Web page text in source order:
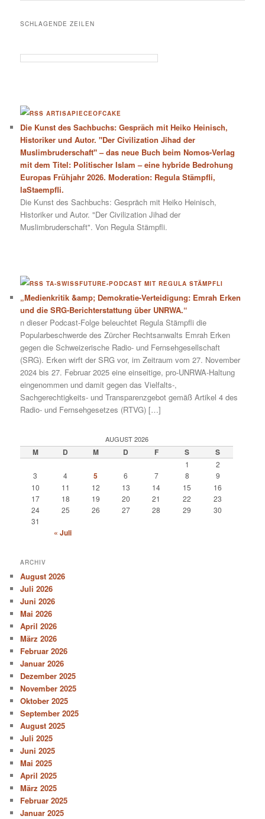
SCHLAGENDE ZEILEN
ARTISAPIECEOFCAKE
Die Kunst des Sachbuchs: Gespräch mit Heiko Heinisch,
Historiker und Autor. "Der Civilization Jihad der
Muslimbruderschaft" – das neue Buch beim Nomos-Verlag
mit dem Titel: Politischer Islam – eine hybride Bedrohung
Europas Frühjahr 2026. Moderation: Regula Stämpfli,
laStaempfli.
Die Kunst des Sachbuchs: Gespräch mit Heiko Heinisch,
Historiker und Autor. "Der Civilization Jihad der
Muslimbruderschaft". Von Regula Stämpfli.
TA-SWISSFUTURE-PODCAST MIT REGULA STÄMPFLI
„Medienkritik &amp; Demokratie-Verteidigung: Emrah Erken
und die SRG-Berichterstattung über UNRWA.“
n dieser Podcast-Folge beleuchtet Regula Stämpfli die
Popularbeschwerde des Zürcher Rechtsanwalts Emrah Erken
gegen die Schweizerische Radio- und Fernsehgesellschaft
(SRG). Erken wirft der SRG vor, im Zeitraum vom 27. November
2024 bis 27. Februar 2025 eine einseitige, pro-UNRWA-Haltung
eingenommen und damit gegen das Vielfalts-,
Sachgerechtigkeits- und Transparenzgebot gemäß Artikel 4 des
Radio- und Fernsehgesetzes (RTVG) […]
AUGUST 2026
M D M D F S S
1
2
3
4 5 6 7 8
9
10
11 12 13 14 15
16
17
18 19 20 21 22
23
24
25 26 27 28 29
30
31
« Juli
ARCHIV
August 2026
Juli 2026
Juni 2026
Mai 2026
April 2026
März 2026
Februar 2026
Januar 2026
Dezember 2025
November 2025
Oktober 2025
September 2025
August 2025
Juli 2025
Juni 2025
Mai 2025
April 2025
März 2025
Februar 2025
Januar 2025